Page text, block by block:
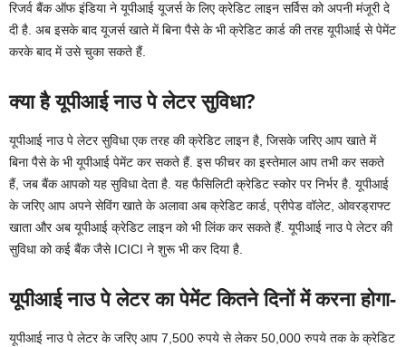
रिजर्व बैंक ऑफ इंडिया ने यूपीआई यूजर्स के लिए क्रेडिट लाइन सर्विस को अपनी मंजूरी दे
दी है. अब इसके बाद यूजर्स खाते में बिना पैसे के भी क्रेडिट कार्ड की तरह यूपीआई से पेमेंट
करके बाद में उसे चुका सकते हैं.
क्या है यूपीआई नाउ पे लेटर सुविधा?
यूपीआई नाउ पे लेटर सुविधा एक तरह की क्रेडिट लाइन है, जिसके जरिए आप खाते में
बिना पैसे के भी यूपीआई पेमेंट कर सकते हैं. इस फीचर का इस्तेमाल आप तभी कर सकते
हैं, जब बैंक आपको यह सुविधा देता है. यह फैसिलिटी क्रेडिट स्कोर पर निर्भर है. यूपीआई
के जरिए आप अपने सेविंग खाते के अलावा अब क्रेडिट कार्ड, प्रीपेड वॉलेट, ओवरड्राफ्ट
खाता और अब यूपीआई क्रेडिट लाइन को भी लिंक कर सकते हैं. यूपीआई नाउ पे लेटर की
सुविधा को कई बैंक जैसे ICICI ने शुरू भी कर दिया है.
यूपीआई नाउ पे लेटर का पेमेंट कितने दिनों में करना होगा-
यूपीआई नाउ पे लेटर के जरिए आप 7,500 रुपये से लेकर 50,000 रुपये तक के क्रेडिट